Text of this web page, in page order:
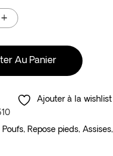
Au Panier
Ajouter à la wishlist
Poufs, Repose pieds, Assises,